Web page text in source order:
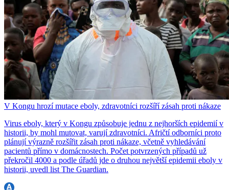
V Kongu hrozí mutace eboly, zdravotníci rozšíří zásah proti nákaze
Virus eboly, který v Kongu způsobuje jednu z nejhorších epidemií v
historii, by mohl mutovat, varují zdravotníci. Afričtí odborníci proto
plánují výrazně rozšířit zásah proti nákaze, včetně vyhledávání
pacientů přímo v domácnostech. Počet potvrzených případů už
překročil 4000 a podle úřadů jde o druhou největší epidemii eboly v
historii, uvedl list The Guardian.